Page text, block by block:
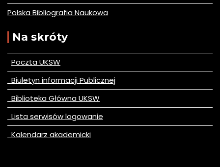
Polska Bibliografia Naukowa
Na skróty
Poczta UKSW
Biuletyn informacji Publicznej
Biblioteka Główna UKSW
Lista serwisów logowanie
Kalendarz akademicki